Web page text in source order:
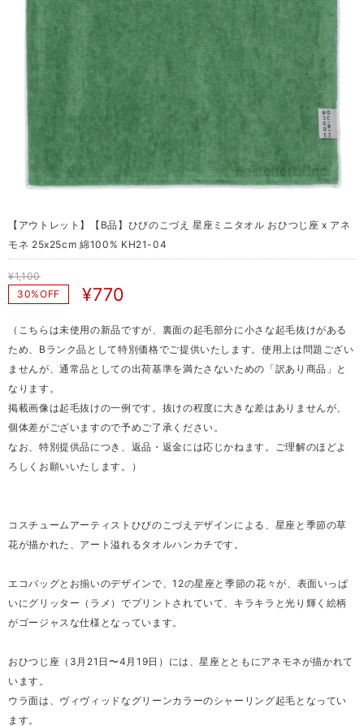
【アウトレット】【B品】ひびのこづえ 星座ミニタオル おひつじ座 x アネ
モネ 25x25cm 綿100% KH21-04
¥1,100
30%OFF
¥770
（こちらは未使用の新品ですが、裏面の起毛部分に小さな起毛抜けがある
ため、Bランク品として特別価格でご提供いたします。使用上は問題ござい
ませんが、通常品としての出荷基準を満たさないための「訳あり商品」と
なります。
掲載画像は起毛抜けの一例です。抜けの程度に大きな差はありませんが、
個体差がございますので予めご了承ください。
なお、特別提供品につき、返品・返金には応じかねます。ご理解のほどよ
ろしくお願いいたします。）
コスチュームアーティストひびのこづえデザインによる、星座と季節の草
花が描かれた、アート溢れるタオルハンカチです。
エコバッグとお揃いのデザインで、12の星座と季節の花々が、表面いっぱ
いにグリッター（ラメ）でプリントされていて、キラキラと光り輝く絵柄
がゴージャスな仕様となっています。
おひつじ座（3月21日〜4月19日）には、星座とともにアネモネが描かれて
います。
ウラ面は、ヴィヴィッドなグリーンカラーのシャーリング起毛となってい
ます。